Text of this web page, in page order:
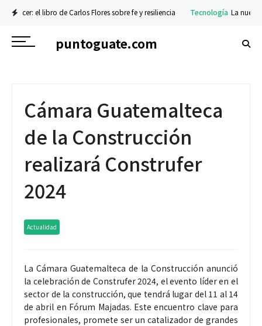
de Carlos Flores sobre fe y resiliencia Tecnología La nueva serie Galaxy
puntoguate.com
Cámara Guatemalteca
de la Construcción
realizará Construfer
2024
Actualidad
La Cámara Guatemalteca de la Construcción anunció
la celebración de Construfer 2024, el evento líder en el
sector de la construcción, que tendrá lugar del 11 al 14
de abril en Fórum Majadas. Este encuentro clave para
profesionales, promete ser un catalizador de grandes